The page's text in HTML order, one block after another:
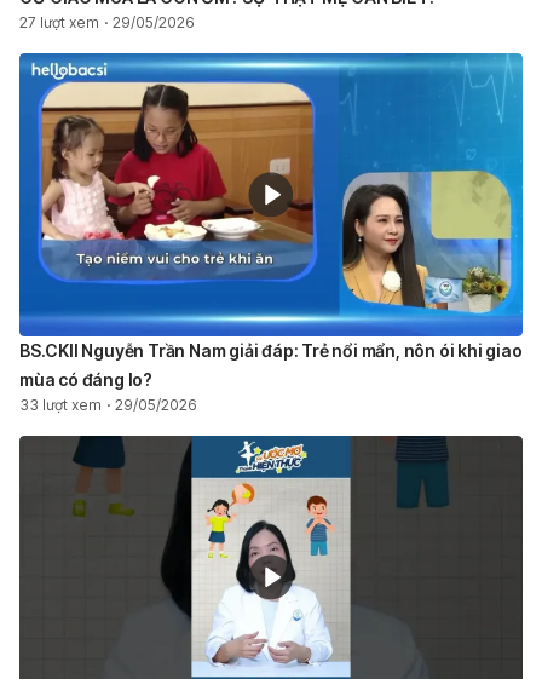
27 lượt xem 29/05/2026
BS.CKII Nguyễn Trần Nam giải đáp: Trẻ nổi mẩn, nôn ói khi giao
mùa có đáng lo?
33 lượt xem 29/05/2026